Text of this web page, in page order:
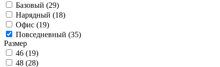
Базовый (29)
Нарядный (18)
Офис (19)
Повседневный (35)
Размер
46 (19)
48 (28)